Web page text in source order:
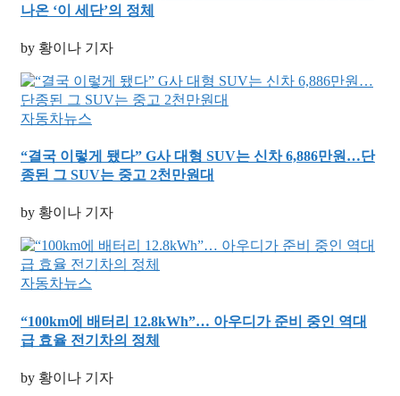
나온 ‘이 세단’의 정체
by 황이나 기자
자동차뉴스
“결국 이렇게 됐다” G사 대형 SUV는 신차 6,886만원…단
종된 그 SUV는 중고 2천만원대
by 황이나 기자
자동차뉴스
“100km에 배터리 12.8kWh”… 아우디가 준비 중인 역대
급 효율 전기차의 정체
by 황이나 기자